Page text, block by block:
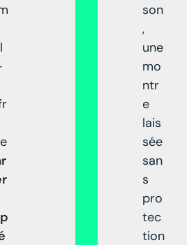
son
,
une
mo
ntr
e
lais
sée
san
s
pro
tec
tion